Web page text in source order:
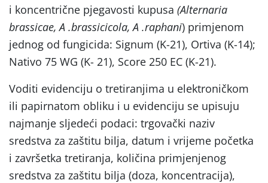
i koncentrične pjegavosti kupusa (Alternaria
brassicae, A .brassicicola, A .raphani) primjenom
jednog od fungicida: Signum (K-21), Ortiva (K-14);
Nativo 75 WG (K- 21), Score 250 EC (K-21).
Voditi evidenciju o tretiranjima u elektroničkom
ili papirnatom obliku i u evidenciju se upisuju
najmanje sljedeći podaci: trgovački naziv
sredstva za zaštitu bilja, datum i vrijeme početka
i završetka tretiranja, količina primjenjenog
sredstva za zaštitu bilja (doza, koncentracija),